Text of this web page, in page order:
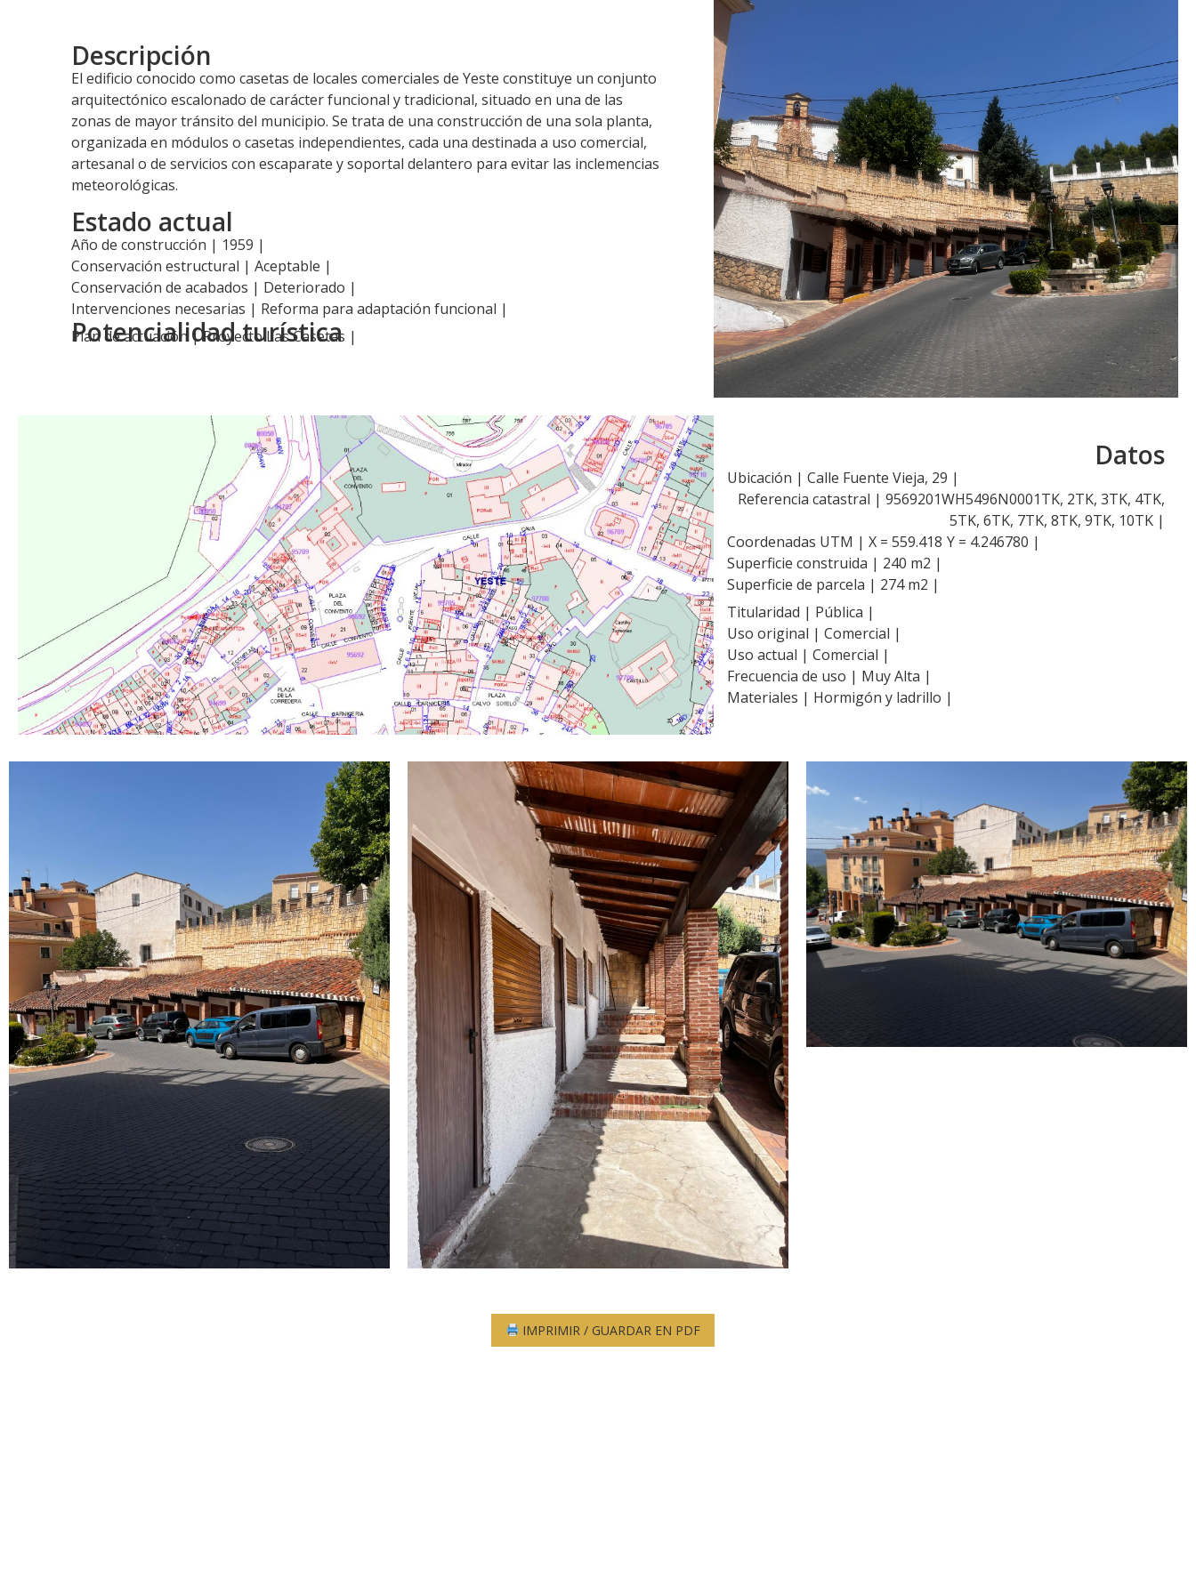
Descripción
El edificio conocido como casetas de locales comerciales de Yeste constituye un conjunto
arquitectónico escalonado de carácter funcional y tradicional, situado en una de las
zonas de mayor tránsito del municipio. Se trata de una construcción de una sola planta,
organizada en módulos o casetas independientes, cada una destinada a uso comercial,
artesanal o de servicios con escaparate y soportal delantero para evitar las inclemencias
meteorológicas.
Estado actual
Año de construcción | 1959 |
Conservación estructural | Aceptable |
Conservación de acabados | Deteriorado |
Intervenciones necesarias | Reforma para adaptación funcional |
Potencialidad turística
Plan de actuación |Proyecto Las Casetas |
Datos
Ubicación | Calle Fuente Vieja, 29 |
Referencia catastral | 9569201WH5496N0001TK, 2TK, 3TK, 4TK,
5TK, 6TK, 7TK, 8TK, 9TK, 10TK |
Coordenadas UTM | X = 559.418 Y = 4.246780 |
Superficie construida | 240 m2 |
Superficie de parcela | 274 m2 |
Titularidad | Pública |
Uso original | Comercial |
Uso actual | Comercial |
Frecuencia de uso | Muy Alta |
Materiales | Hormigón y ladrillo |
IMPRIMIR / GUARDAR EN PDF